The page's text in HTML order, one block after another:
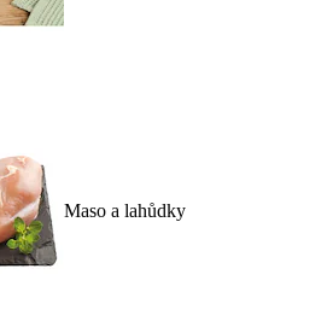
Maso a lahůdky